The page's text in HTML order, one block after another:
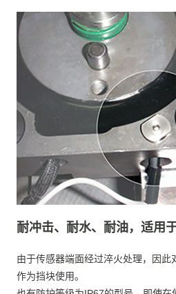
耐冲击、耐水、耐油，适用
由于传感器端面经过淬火处理，因此
作为挡块使用。